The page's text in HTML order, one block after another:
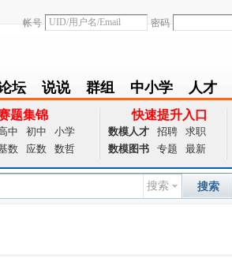
帐号
密码
坛
BBS
说说
Follow
群组
group
中小学
zxx
人才
achieve
题集锦
中 初中
小学
数 应数 数哲
快速提升入口
数模人才 招聘
求职
数模图书
专题 最新
搜索 搜索